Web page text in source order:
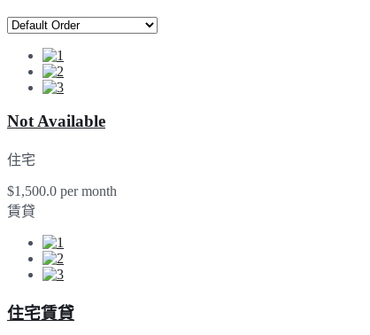
Not Available
住宅
$1,500.0 per month
賃貸
住宅賃貸